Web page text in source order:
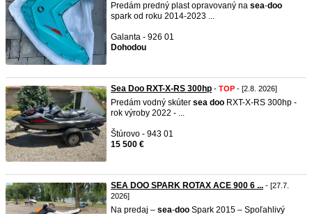
Predám predný plast opravovaný na sea-doo
spark od roku 2014-2023 ...
Galanta - 926 01
Dohodou
Sea Doo RXT-X-RS 300hp - TOP - [2.8. 2026]
Predám vodný skúter sea doo RXT-X-RS 300hp -
rok výroby 2022 - ...
Štúrovo - 943 01
15 500 €
SEA DOO SPARK ROTAX ACE 900 6 ... - [27.7.
2026]
Na predaj – sea-doo Spark 2015 – Spoľahlivý